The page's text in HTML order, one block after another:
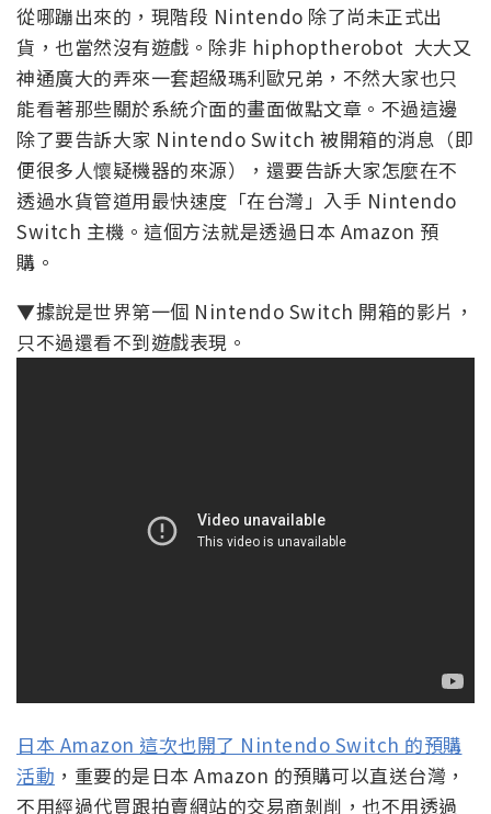
從哪蹦出來的，現階段 Nintendo 除了尚未正式出
貨，也當然沒有遊戲。除非 hiphoptherobot 大大又
神通廣大的弄來一套超級瑪利歐兄弟，不然大家也只
能看著那些關於系統介面的畫面做點文章。不過這邊
除了要告訴大家 Nintendo Switch 被開箱的消息（即
便很多人懷疑機器的來源），還要告訴大家怎麼在不
透過水貨管道用最快速度「在台灣」入手 Nintendo
Switch 主機。這個方法就是透過日本 Amazon 預
購。
▼據說是世界第一個 Nintendo Switch 開箱的影片，
只不過還看不到遊戲表現。
日本 Amazon 這次也開了 Nintendo Switch 的預購
活動 ，重要的是日本 Amazon 的預購可以直送台灣，
不用經過代買跟拍賣網站的交易商剝削，也不用透過